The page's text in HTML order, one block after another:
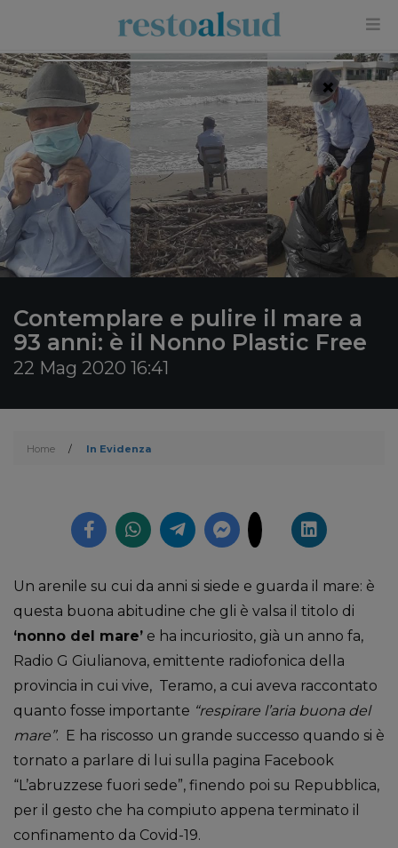
Contemplare e pulire il mare a
93 anni: è il Nonno Plastic Free
22 Mag 2020 16:41
Home / In Evidenza
Un arenile su cui da anni si siede e guarda il mare: è
questa buona abitudine che gli è valsa il titolo di
‘nonno del mare’ e ha incuriosito, già un anno fa,
Radio G Giulianova, emittente radiofonica della
provincia in cui vive, Teramo, a cui aveva raccontato
quanto fosse importante “respirare l’aria buona del
mare”. E ha riscosso un grande successo quando si è
tornato a parlare di lui sulla pagina Facebook
“L’abruzzese fuori sede”, finendo poi su Repubblica,
per il gesto che ha compiuto appena terminato il
confinamento da Covid-19.
×